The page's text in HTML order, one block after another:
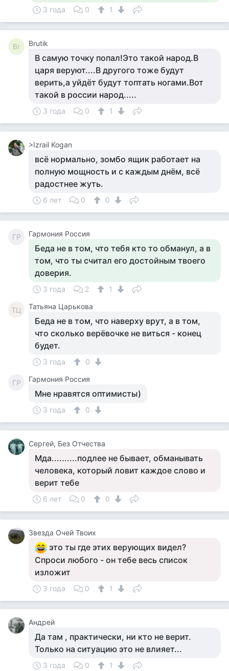
3 года 0 1
Br Brutik
В самую точку попал!Это такой народ.В
царя веруют....В другого тоже будут
верить,а уйдёт будут топтать ногами.Вот
такой в россии народ.....
3 года 0 1
>Izrail Kogan
всё нормально, зомбо ящик работает на
полную мощность и с каждым днём, всё
радостнее жуть.
6 лет 0 0
ГР Гармония Россия
Беда не в том, что тебя кто то обманул, а в
том, что ты считал его достойным твоего
доверия.
3 года 2 1
ТЦ Татьяна Царькова
Беда не в том, что наверху врут, а в том,
что сколько верёвочке не виться - конец
будет.
3 года 0
ГР Гармония Россия
Мне нравятся оптимисты)
3 года 0
Сергей, Без Отчества
Мда..........подлее не бывает, обманывать
человека, который ловит каждое слово и
верит тебе
6 лет 0 0
Звезда Очей Твоих
это ты где этих верующих видел?
Спроси любого - он тебе весь список
изложит
3 года 0 1
Андрей
Да там , практически, ни кто не верит.
Только на ситуацию это не влияет...
3 года 0 1